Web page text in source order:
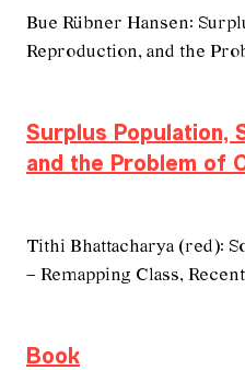
Bue Rübner Hansen:
Reproduction, and the
Surplus Population,
and the Problem of
Tithi Bhattacharya (red):
– Remapping Class,
Book